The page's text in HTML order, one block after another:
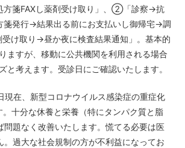
方箋FAXし薬剤受け取り」、②「診察→抗
箋発行→結果出る前にお支払いし御帰宅→調
受け取り→昼か夜に検査結果通知」。基本的
すが、移動に公共機関を利用される場合
考えます。受診日にご確認いたします。
現在、新型コロナウイルス感染症の重症化
十分な休養と栄養（特にタンパク質と脂
問題なく改善いたします。慌てる必要は医
。過大な社会規制の方が不利益になってお